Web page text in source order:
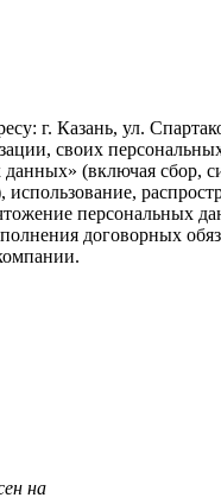
г. Казань, ул.
своих
(включая сбор,
персональных
договорных
на